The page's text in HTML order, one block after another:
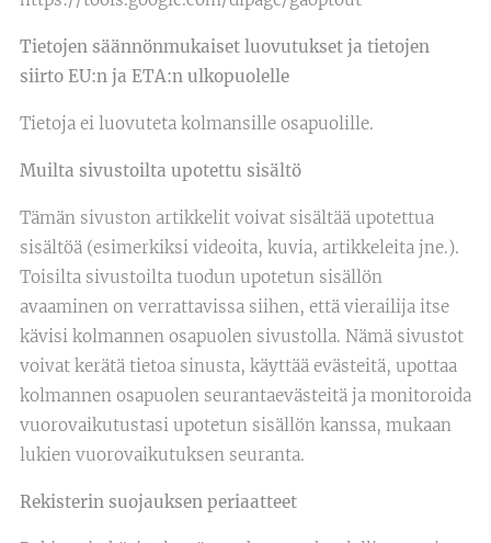
Tietojen säännönmukaiset luovutukset ja tietojen
siirto EU:n ja ETA:n ulkopuolelle
Tietoja ei luovuteta kolmansille osapuolille.
Muilta sivustoilta upotettu sisältö
Tämän sivuston artikkelit voivat sisältää upotettua
sisältöä (esimerkiksi videoita, kuvia, artikkeleita jne.).
Toisilta sivustoilta tuodun upotetun sisällön
avaaminen on verrattavissa siihen, että vierailija itse
kävisi kolmannen osapuolen sivustolla. Nämä sivustot
voivat kerätä tietoa sinusta, käyttää evästeitä, upottaa
kolmannen osapuolen seurantaevästeitä ja monitoroida
vuorovaikutustasi upotetun sisällön kanssa, mukaan
lukien vuorovaikutuksen seuranta.
Rekisterin suojauksen periaatteet